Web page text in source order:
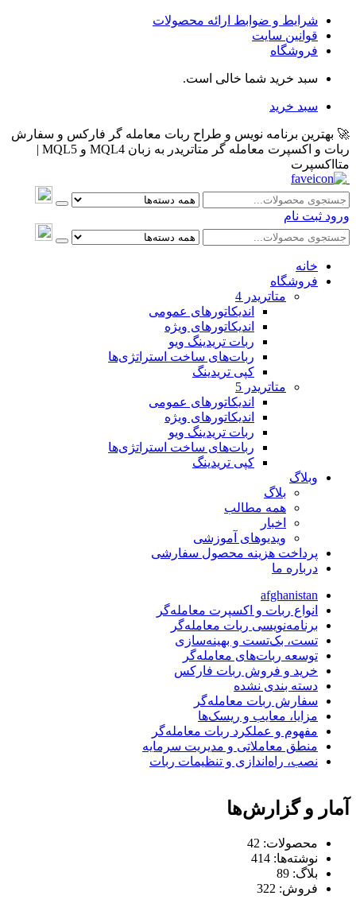
شرایط و ضوابط ارائه محصولات
قوانین سایت
فروشگاه
سبد خرید شما خالی است.
سبد خرید
🚀 بهترین برنامه نویس و طراح ربات معامله گر فارکس و سفارش
ربات و اکسپرت معامله گر متاتریدر به زبان MQL4 و MQL5 |
متااکسپرت
ورود ثبت نام
خانه
فروشگاه
متاتريدر 4
اندیکاتورهای عمومی
اندیکاتورهای ویژه
ربات تریدینگ ویو
ربات‌های ساخت استراتژی‌ها
کپی تریدینگ
متاتريدر 5
اندیکاتورهای عمومی
اندیکاتورهای ویژه
ربات تریدینگ ویو
ربات‌های ساخت استراتژی‌ها
کپی تریدینگ
وبلاگ
بلاگ
همه مطالب
اخبار
ویدیوهای آموزشی
پرداخت هزینه محصول سفارشی
درباره ما
afghanistan
انواع ربات و اکسپرت معامله‌گر
برنامه‌نویسی ربات معامله‌گر
تست، بک‌تست و بهینه‌سازی
توسعه ربات‌های معامله‌گر
خرید و فروش ربات فارکس
دسته بندی نشده
سفارش ربات معامله‌گر
مزایا، معایب و ریسک‌ها
مفهوم و عملکرد ربات معامله‌گر
منطق معاملاتی و مدیریت سرمایه
نصب، راه‌اندازی و تنظیمات ربات
آمار و گزارش‌ها
محصولات: 42
نوشته‌ها: 414
بلاگ: 89
فروش: 322